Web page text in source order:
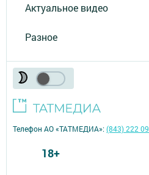
Актуальное видео
Разное
Телефон АО «ТАТМЕДИА»:(843) 222
18+